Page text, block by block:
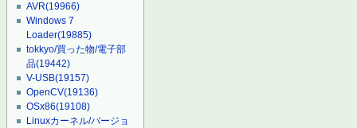
AVR(19966)
Windows 7
Loader(19885)
tokkyo/買った物/電子部
品(19442)
V-USB(19157)
OpenCV(19136)
OSx86(19108)
Linuxカーネル/バージョ